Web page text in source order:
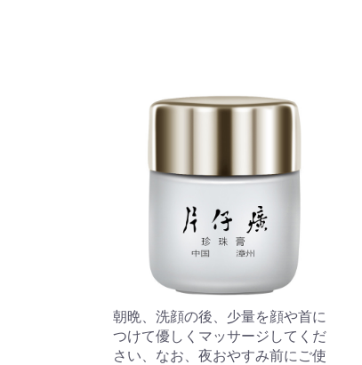
朝晩、洗顔の後、少量を顔や首に
つけて優しくマッサージしてくだ
さい、なお、夜おやすみ前にご使